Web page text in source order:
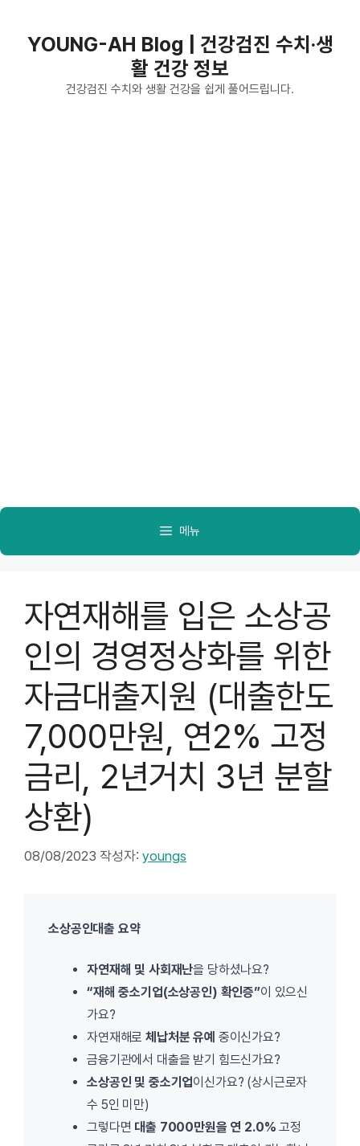
YOUNG-AH Blog | 건강검진 수치·생
활 건강 정보
건강검진 수치와 생활 건강을 쉽게 풀어드립니다.
메뉴
자연재해를 입은 소상공
인의 경영정상화를 위한
자금대출지원 (대출한도
7,000만원, 연2% 고정
금리, 2년거치 3년 분할
상환)
08/08/2023 작성자: youngs
소상공인대출 요약
자연재해 및 사회재난을 당하셨나요?
“재해 중소기업(소상공인) 확인증”이 있으신
가요?
자연재해로체납처분 유예 중이신가요?
금융기관에서 대출을 받기 힘드신가요?
소상공인 및 중소기업이신가요? (상시근로자
수 5인 미만)
그렇다면 대출 7000만원을 연 2.0% 고정